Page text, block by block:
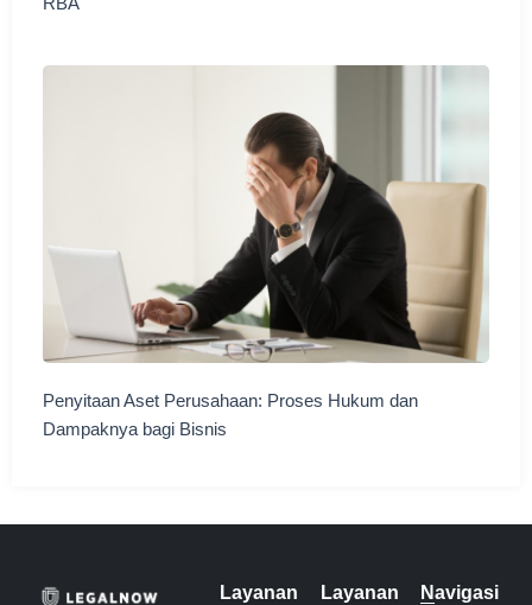
Penyitaan Aset Perusahaan: Proses Hukum dan
Dampaknya bagi Bisnis
Layanan
Layanan
Navigasi